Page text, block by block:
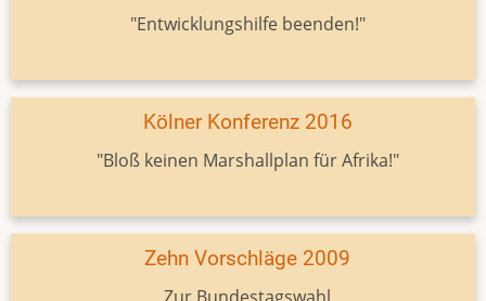
"Entwicklungshilfe beenden!"
Kölner Konferenz 2016
"Bloß keinen Marshallplan für Afrika!"
Zehn Vorschläge 2009